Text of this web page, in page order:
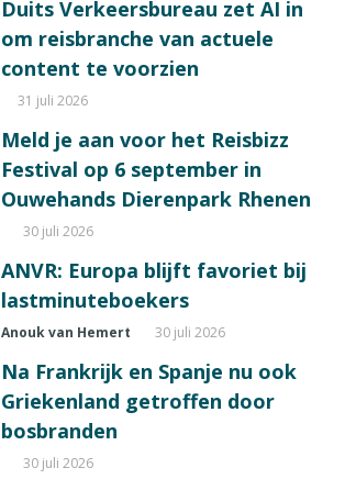
Duits Verkeersbureau zet AI in
om reisbranche van actuele
content te voorzien
31 juli 2026
Meld je aan voor het Reisbizz
Festival op 6 september in
Ouwehands Dierenpark Rhenen
30 juli 2026
ANVR: Europa blijft favoriet bij
lastminuteboekers
Anouk van Hemert 30 juli 2026
Na Frankrijk en Spanje nu ook
Griekenland getroffen door
bosbranden
30 juli 2026